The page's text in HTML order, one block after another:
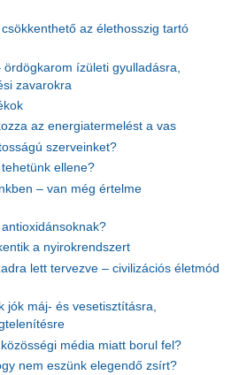
az élethosszig tartó
ízületi gyulladásra,
zavarokra
az energiatermelést a vas
szerveinket?
ellene?
– van még értelme
a nyirokrendszert
lett tervezve – civilizációs életmód
jók máj- és vesetisztításra,
média miatt borul fel?
nem eszünk elegendő zsírt?